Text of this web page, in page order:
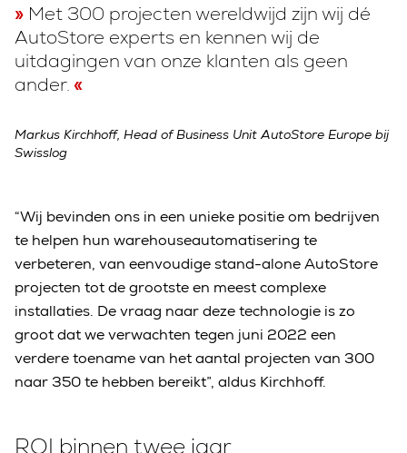
Met 300 projecten wereldwijd zijn wij dé
AutoStore experts en kennen wij de
uitdagingen van onze klanten als geen
ander.
Markus Kirchhoff, Head of Business Unit AutoStore Europe bij
Swisslog
“Wij bevinden ons in een unieke positie om bedrijven
te helpen hun warehouseautomatisering te
verbeteren, van eenvoudige stand-alone AutoStore
projecten tot de grootste en meest complexe
installaties. De vraag naar deze technologie is zo
groot dat we verwachten tegen juni 2022 een
verdere toename van het aantal projecten van 300
naar 350 te hebben bereikt”, aldus Kirchhoff.
ROI binnen twee jaar